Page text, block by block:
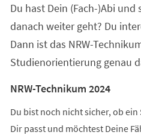
neuen
Du hast Dein (Fach-)Abi
danach weiter geht? Du
Dann ist das NRW-
Studienorientierung genau
NRW-Technikum 2024
Du bist noch nicht sicher, ob
Dir passt und möchtest Deine